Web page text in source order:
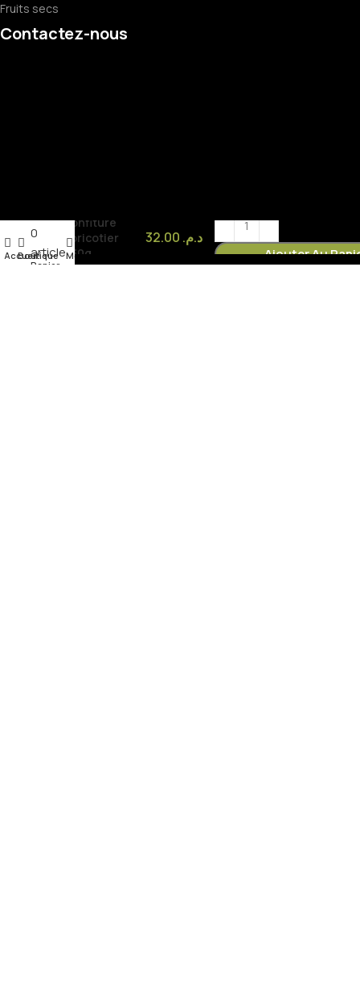
Fruits secs
Contactez-nous
confiture
abricotier
830g
د.م.
Ajouter Au
Accueil
Boutique
0
article
Panier
Mon compte